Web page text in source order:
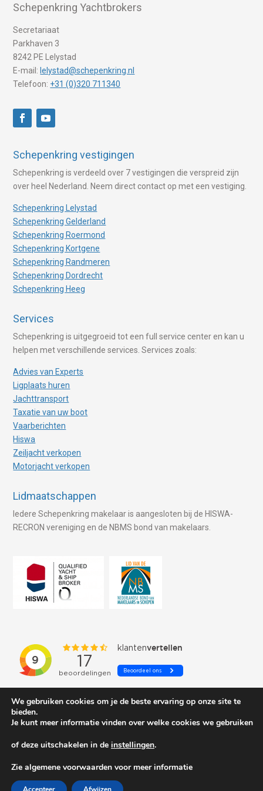
Schepenkring Yachtbrokers
Secretariaat
Parkhaven 3
8242 PE Lelystad
E-mail: lelystad@schepenkring.nl
Telefoon: +31 (0)320 711340
Schepenkring vestigingen
Schepenkring is verdeeld over 7 vestigingen die verspreid zijn
over heel Nederland. Neem direct contact op met een vestiging.
Schepenkring Lelystad
Schepenkring Gelderland
Schepenkring Roermond
Schepenkring Kortgene
Schepenkring Randmeren
Schepenkring Dordrecht
Schepenkring Heeg
Services
Schepenkring is uitgegroeid tot een full service center en kan u
helpen met verschillende services. Services zoals:
Advies van Experts
Ligplaats huren
Jachttransport
Taxatie van uw boot
Vaarberichten
Hiswa
Zeiljacht verkopen
Motorjacht verkopen
Lidmaatschappen
Iedere Schepenkring makelaar is aangesloten bij de HISWA-
RECRON vereniging en de NBMS bond van makelaars.
We gebruiken cookies om je de beste ervaring op onze site te
bieden.
Je kunt meer informatie vinden over welke cookies we gebruiken
of deze uitschakelen in de instellingen.
Zie algemene voorwaarden voor meer informatie